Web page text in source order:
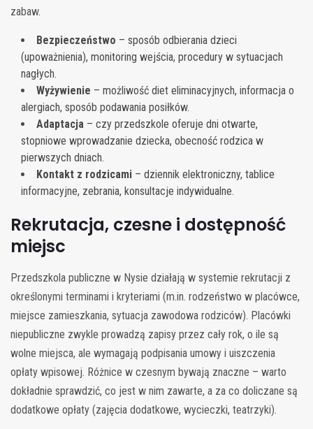
zabaw.
Bezpieczeństwo – sposób odbierania dzieci
(upoważnienia), monitoring wejścia, procedury w sytuacjach
nagłych.
Wyżywienie – możliwość diet eliminacyjnych, informacja o
alergiach, sposób podawania posiłków.
Adaptacja – czy przedszkole oferuje dni otwarte,
stopniowe wprowadzanie dziecka, obecność rodzica w
pierwszych dniach.
Kontakt z rodzicami – dziennik elektroniczny, tablice
informacyjne, zebrania, konsultacje indywidualne.
Rekrutacja, czesne i dostępność
miejsc
Przedszkola publiczne w Nysie działają w systemie rekrutacji z
określonymi terminami i kryteriami (m.in. rodzeństwo w placówce,
miejsce zamieszkania, sytuacja zawodowa rodziców). Placówki
niepubliczne zwykle prowadzą zapisy przez cały rok, o ile są
wolne miejsca, ale wymagają podpisania umowy i uiszczenia
opłaty wpisowej. Różnice w czesnym bywają znaczne – warto
dokładnie sprawdzić, co jest w nim zawarte, a za co doliczane są
dodatkowe opłaty (zajęcia dodatkowe, wycieczki, teatrzyki).